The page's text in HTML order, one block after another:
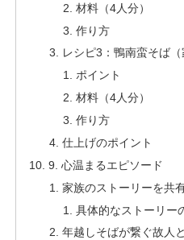
材料（4人分）
作り方
レシピ3：鴨南蛮そば（
ポイント
材料（4人分）
作り方
仕上げのポイント
9. 心温まるエピソード
家族のストーリーを共
具体的なストーリー
年越しそばが繋ぐ故人